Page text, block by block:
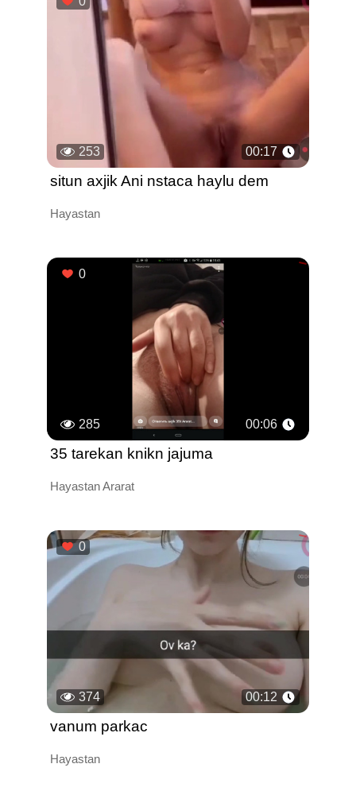
253 00:17
situn axjik Ani nstaca haylu dem
Hayastan
285
0
00:06
35 tarekan knikn jajuma
Hayastan Ararat
374
0
00:12
vanum parkac
Hayastan